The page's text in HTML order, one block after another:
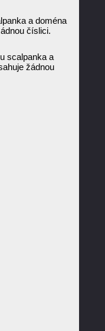
a doména
číslici.
scalpanka a
žádnou